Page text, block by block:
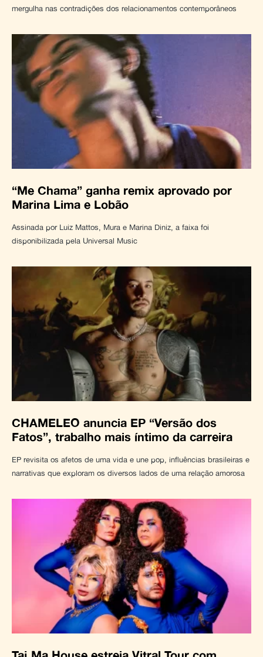
mergulha nas contradições dos relacionamentos contemporâneos
“Me Chama” ganha remix aprovado por
Marina Lima e Lobão
Assinada por Luiz Mattos, Mura e Marina Diniz, a faixa foi
disponibilizada pela Universal Music
CHAMELEO anuncia EP “Versão dos
Fatos”, trabalho mais íntimo da carreira
EP revisita os afetos de uma vida e une pop, influências brasileiras e
narrativas que exploram os diversos lados de uma relação amorosa